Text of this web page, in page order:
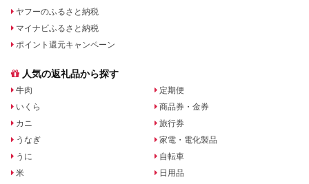
ヤフーのふるさと納税
マイナビふるさと納税
ポイント還元キャンペーン
人気の返礼品から探す
牛肉
いくら
カニ
うなぎ
うに
米
定期便
商品券・金券
旅行券
家電・電化製品
自転車
日用品